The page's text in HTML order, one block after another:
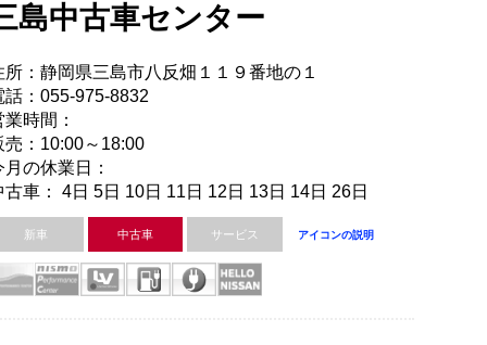
島中古車センター
所：静岡県三島市八反畑１１９番地の１
話：055-975-8832
業時間：
売：10:00～18:00
月の休業日：
古車： 4日 5日 10日 11日 12日 13日 14日 26日
新車 中古車 サービス アイコンの説明